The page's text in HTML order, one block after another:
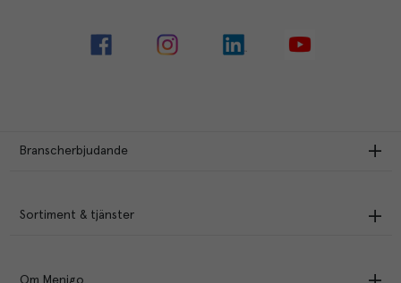
Branscherbjudande
Sortiment & tjänster
Om Menigo